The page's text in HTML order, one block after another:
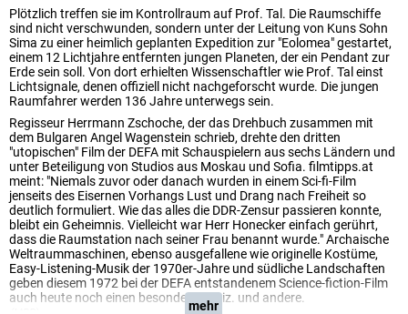
Plötzlich treffen sie im Kontrollraum auf Prof. Tal. Die Raumschiffe
sind nicht verschwunden, sondern unter der Leitung von Kuns Sohn
Sima zu einer heimlich geplanten Expedition zur "Eolomea" gestartet,
einem 12 Lichtjahre entfernten jungen Planeten, der ein Pendant zur
Erde sein soll. Von dort erhielten Wissenschaftler wie Prof. Tal einst
Lichtsignale, denen offiziell nicht nachgeforscht wurde. Die jungen
Raumfahrer werden 136 Jahre unterwegs sein.
Regisseur Herrmann Zschoche, der das Drehbuch zusammen mit
dem Bulgaren Angel Wagenstein schrieb, drehte den dritten
"utopischen" Film der DEFA mit Schauspielern aus sechs Ländern und
unter Beteiligung von Studios aus Moskau und Sofia. filmtipps.at
meint: "Niemals zuvor oder danach wurden in einem Sci-fi-Film
jenseits des Eisernen Vorhangs Lust und Drang nach Freiheit so
deutlich formuliert. Wie das alles die DDR-Zensur passieren konnte,
bleibt ein Geheimnis. Vielleicht war Herr Honecker einfach gerührt,
dass die Raumstation nach seiner Frau benannt wurde." Archaische
Weltraummaschinen, ebenso ausgefallene wie originelle Kostüme,
Easy-Listening-Musik der 1970er-Jahre und südliche Landschaften
geben diesem 1972 bei der DEFA entstandenem Science-fiction-Film
auch heute noch einen besonderen Reiz. und andere.
mehr